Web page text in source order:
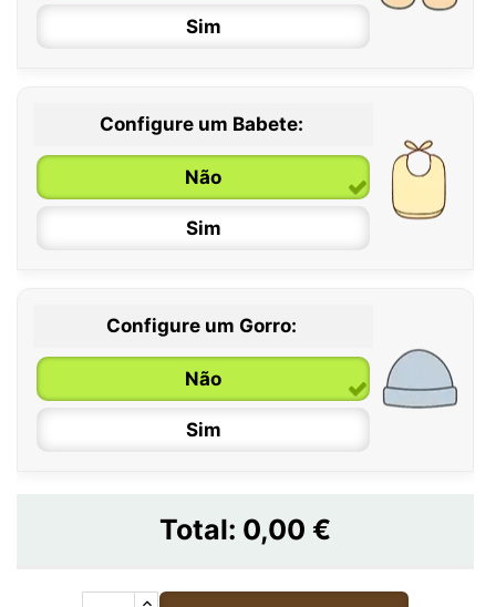
12 / 18 meses
Sim
Configure um Babete:
Não
Sim
Configure um Gorro:
Não
Sim
Total: 0,00 €